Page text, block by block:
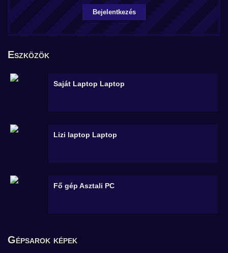
Bejelentkezés
Eszközök
Saját Laptop Laptop
Lizi laptop Laptop
Fő gép Asztali PC
Gépsarok képek